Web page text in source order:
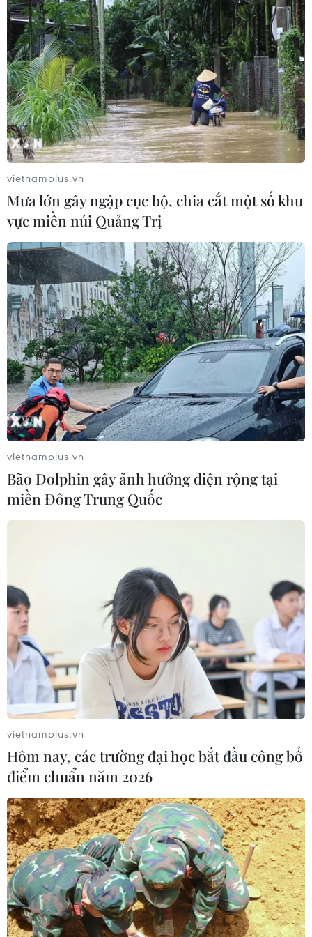
vietnamplus.vn
Mưa lớn gây ngập cục bộ, chia cắt một số khu
vực miền núi Quảng Trị
vietnamplus.vn
Bão Dolphin gây ảnh hưởng diện rộng tại
miền Đông Trung Quốc
vietnamplus.vn
Hôm nay, các trường đại học bắt đầu công bố
điểm chuẩn năm 2026